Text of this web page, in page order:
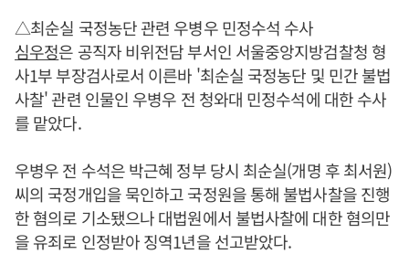
△최순실 국정농단 관련 우병우 민정수석 수사
심우정은 공직자 비위전담 부서인 서울중앙지방검찰청 형
사1부 부장검사로서 이른바 '최순실 국정농단 및 민간 불법
사찰' 관련 인물인 우병우 전 청와대 민정수석에 대한 수사
를 맡았다.
우병우 전 수석은 박근혜 정부 당시 최순실(개명 후 최서원)
씨의 국정개입을 묵인하고 국정원을 통해 불법사찰을 진행
한 혐의로 기소됐으나 대법원에서 불법사찰에 대한 혐의만
을 유죄로 인정받아 징역1년을 선고받았다.